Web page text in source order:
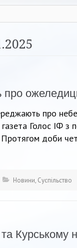
про
Голос ІФ з
Протягом доби
Новини, Суспільство
Курському